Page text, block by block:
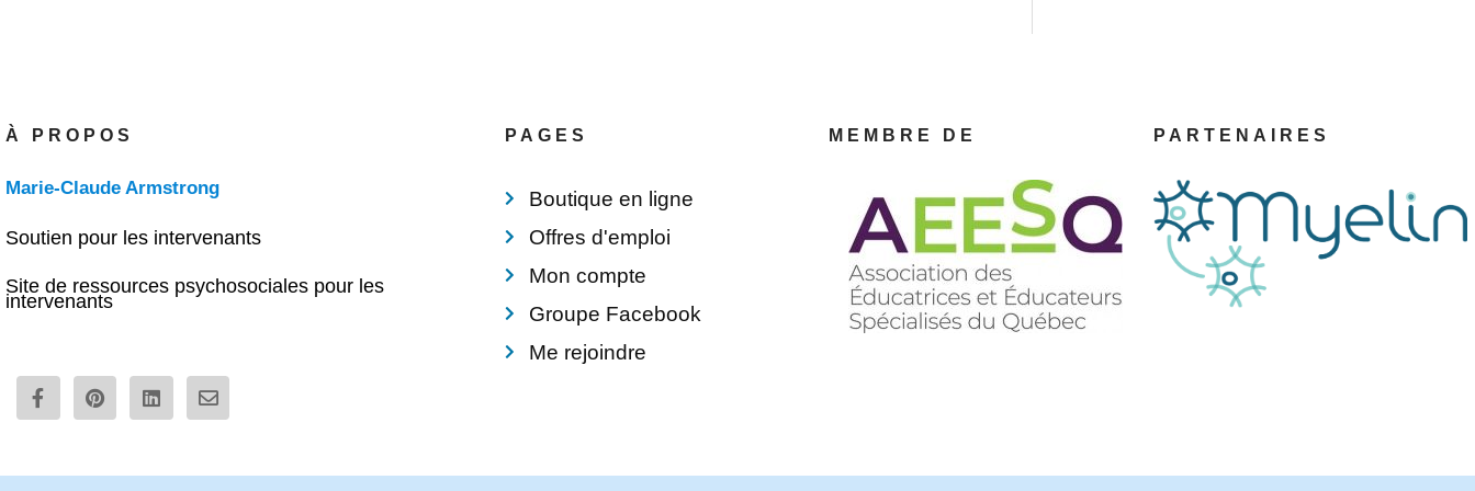
À PROPOS
Marie-Claude Armstrong
Soutien pour les intervenants
Site de ressources psychosociales pour les
intervenants
F
a
c
o
P
i
n
r
L
i
n
d
E
n
v
o
PAGES
Boutique en ligne
Offres d'emploi
Mon compte
Groupe Facebook
Me rejoindre
MEMBRE DE PARTENAIRES